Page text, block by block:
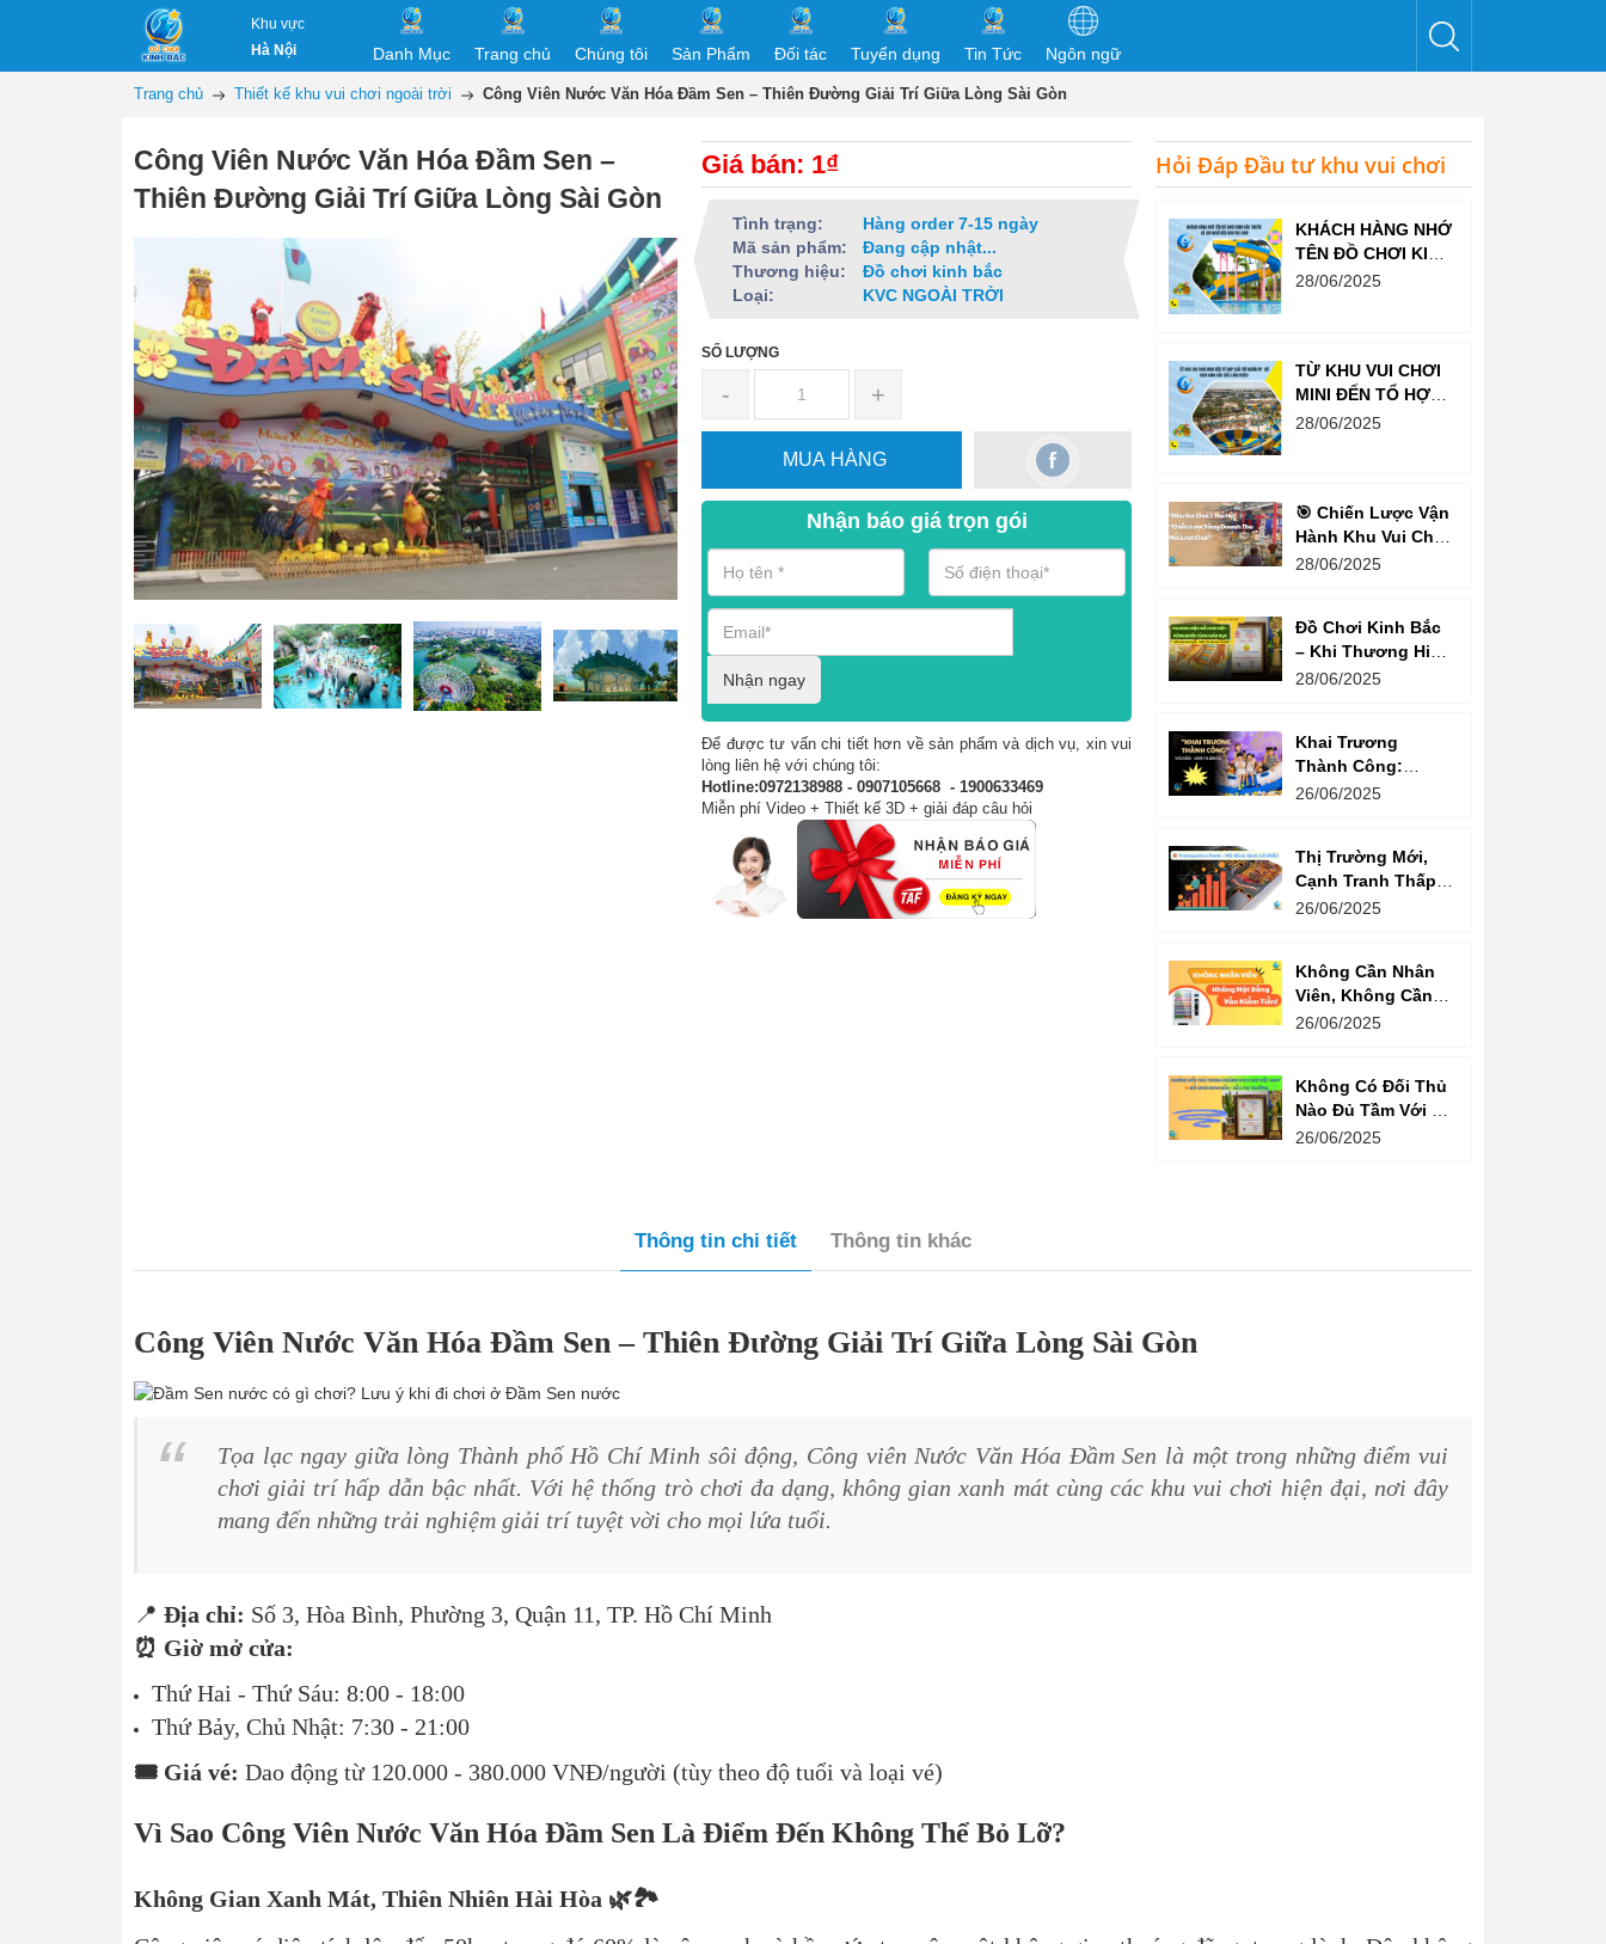
Khu vực
Hà Nội
Danh Mục Trang chủ Chúng tôi Sản Phẩm Đối tác Tuyển dụng Tin Tức Ngôn ngữ
Trang chủ Thiết kế khu vui chơi ngoài trời Công Viên Nước Văn Hóa Đầm Sen – Thiên Đường Giải Trí Giữa Lòng Sài Gòn
Công Viên Nước Văn Hóa Đầm Sen –
Thiên Đường Giải Trí Giữa Lòng Sài Gòn
Giá bán: 1₫
Tình trạng:
Hàng order 7-15 ngày
Mã sản phẩm:
Đang cập nhật...
Thương hiệu:
Đồ chơi kinh bắc
Loại:
KVC NGOÀI TRỜI
SỐ LƯỢNG
- +
MUA HÀNG
Nhận báo giá trọn gói
Nhận ngay
Để được tư vấn chi tiết hơn về sản phẩm và dịch vụ, xin vui
lòng liên hệ với chúng tôi:
Hotline:0972138988 - 0907105668 - 1900633469
Miễn phí Video + Thiết kế 3D + giải đáp câu hỏi
Hỏi Đáp Đầu tư khu vui chơi
KHÁCH HÀNG NHỚ
TÊN ĐỒ CHƠI KINH
BẮC TRƯỚC CẢ
28/06/2025
TỪ KHU VUI CHƠI
MINI ĐẾN TỔ HỢP
GIẢI TRÍ NGHÌN M²
28/06/2025
🎯 Chiến Lược Vận
Hành Khu Vui Chơi
3 Thế Hệ – Tối Đa
28/06/2025
Đồ Chơi Kinh Bắc
– Khi Thương Hiệu
Vững Mạnh Bắt
28/06/2025
Khai Trương
Thành Công:
Khách Nườm
Quyết Là Gì?
26/06/2025
Thị Trường Mới,
Cạnh Tranh Thấp –
Trampoline Park Là
26/06/2025
Không Cần Nhân
Viên, Không Cần
Cửa Hàng – Chỉ
26/06/2025
Không Có Đối Thủ
Nào Đủ Tầm Với Đồ
Chơi Kinh Bắc
26/06/2025
Thông tin chi tiết Thông tin khác
Công Viên Nước Văn Hóa Đầm Sen – Thiên Đường Giải Trí Giữa Lòng Sài Gòn
Tọa lạc ngay giữa lòng Thành phố Hồ Chí Minh sôi động, Công viên Nước Văn Hóa Đầm Sen là một trong những điểm vui
chơi giải trí hấp dẫn bậc nhất. Với hệ thống trò chơi đa dạng, không gian xanh mát cùng các khu vui chơi hiện đại, nơi đây
mang đến những trải nghiệm giải trí tuyệt vời cho mọi lứa tuổi.
📍 Địa chỉ: Số 3, Hòa Bình, Phường 3, Quận 11, TP. Hồ Chí Minh
⏰ Giờ mở cửa:
Thứ Hai - Thứ Sáu: 8:00 - 18:00
Thứ Bảy, Chủ Nhật: 7:30 - 21:00
🎟 Giá vé: Dao động từ 120.000 - 380.000 VNĐ/người (tùy theo độ tuổi và loại vé)
Vì Sao Công Viên Nước Văn Hóa Đầm Sen Là Điểm Đến Không Thể Bỏ Lỡ?
Không Gian Xanh Mát, Thiên Nhiên Hài Hòa 🌿🏞